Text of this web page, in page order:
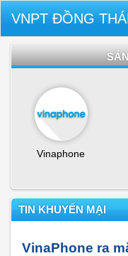
VNPT ĐỒNG
Vinaphone
TIN KHUYẾN MẠI
VinaPhone ra